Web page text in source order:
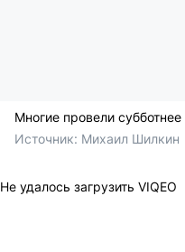
Многие провели
Источник: Михаил Шилкин
Не удалось загрузить VIQEO